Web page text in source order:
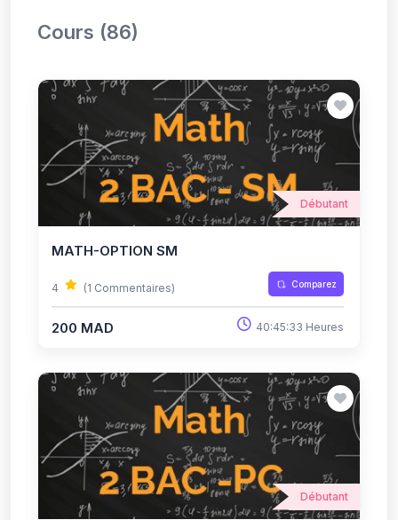
Cours (86)
Débutant
MATH-OPTION SM
4 (1 Commentaires) Comparez
200 MAD 40:45:33 Heures
Débutant